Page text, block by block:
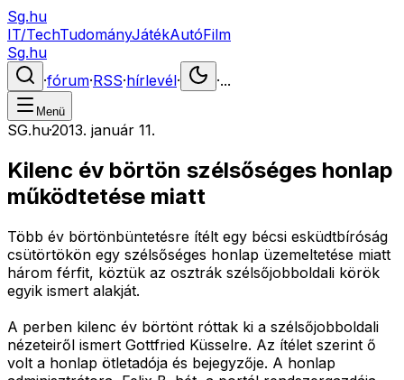
Sg.hu
IT/TechTudományJátékAutóFilm
Sg.hu
·fórum·RSS·hírlevél· ·...
Menü
SG.hu·2013. január 11.
Kilenc év börtön szélsőséges honlap
működtetése miatt
Több év börtönbüntetésre ítélt egy bécsi esküdtbíróság
csütörtökön egy szélsőséges honlap üzemeltetése miatt
három férfit, köztük az osztrák szélsőjobboldali körök
egyik ismert alakját.
A perben kilenc év börtönt róttak ki a szélsőjobboldali
nézeteiről ismert Gottfried Küsselre. Az ítélet szerint ő
volt a honlap ötletadója és bejegyzője. A honlap